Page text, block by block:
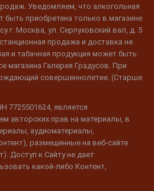
Уведомляем, что алкогольная
быть приобретена только в магазине
г. Москва, ул. Серпуховский вал, д. 5
продажа и доставка не
и табачная продукция может быть
магазина Галерея Градусов. При
совершеннолетие. (Старше
7725501624, является
авторских прав на материалы, в
аудиоматериалы,
размещенные на веб-сайте
Доступ к Сайту не дает
какой-либо Контент,